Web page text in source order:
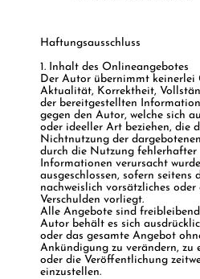
Haftungsausschluss
1. Inhalt des Onlineangebotes
Der Autor übernimmt keinerlei
Aktualität, Korrektheit,
der bereitgestellten
gegen den Autor, welche sich
oder ideeller Art beziehen, die
Nichtnutzung der
durch die Nutzung
Informationen verursacht
ausgeschlossen, sofern seitens
nachweislich vorsätzliches
Verschulden vorliegt.
Alle Angebote sind
Autor behält es sich
oder das gesamte Angebot
Ankündigung zu verändern, zu
oder die Veröffentlichung
einzustellen.